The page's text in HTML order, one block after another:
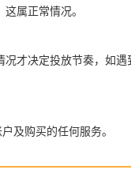
属正常情况。
才决定投放节奏，如遇
及购买的任何服务。